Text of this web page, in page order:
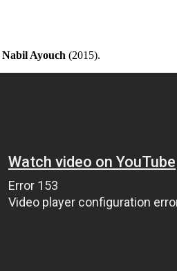
Nabil Ayouch (2015).